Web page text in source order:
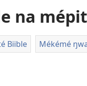
na
Biible Mékémé